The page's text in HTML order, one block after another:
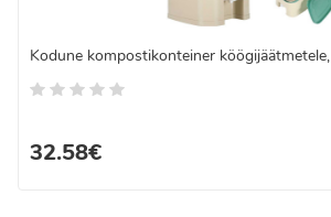
Kodune kompostikonteiner
32.58€